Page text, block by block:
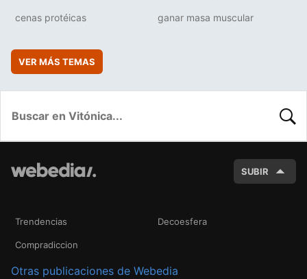
cenas protéicas ganar masa muscular
VER MÁS TEMAS
SUBIR
Trendencias Decoesfera
Compradiccion
Otras publicaciones de Webedia